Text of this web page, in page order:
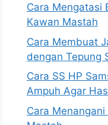
Cara Mengatasi
Kawan Mastah
Cara Membuat
dengan Tepung
Cara SS HP
Ampuh Agar
Cara